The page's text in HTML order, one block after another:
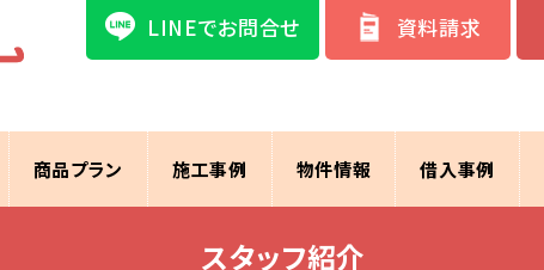
LINEでお問合せ 資料請求
商品プラン 施工事例 物件情報 借入事例
スタッフ紹介